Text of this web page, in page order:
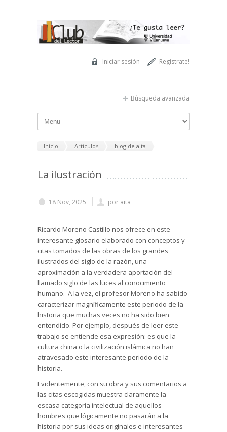
Regístrate!
Iniciar sesión
Búsqueda avanzada
Inicio Artículos blog de aita
La ilustración
18 Nov, 2025 por aita
Ricardo Moreno Castillo nos ofrece en este
interesante glosario elaborado con conceptos y
citas tomados de las obras de los grandes
ilustrados del siglo de la razón, una
aproximación a la verdadera aportación del
llamado siglo de las luces al conocimiento
humano. A la vez, el profesor Moreno ha sabido
caracterizar magníficamente este periodo de la
historia que muchas veces no ha sido bien
entendido. Por ejemplo, después de leer este
trabajo se entiende esa expresión: es que la
cultura china o la civilización islámica no han
atravesado este interesante periodo de la
historia.
Evidentemente, con su obra y sus comentarios a
las citas escogidas muestra claramente la
escasa categoría intelectual de aquellos
hombres que lógicamente no pasarán a la
historia por sus ideas originales e interesantes